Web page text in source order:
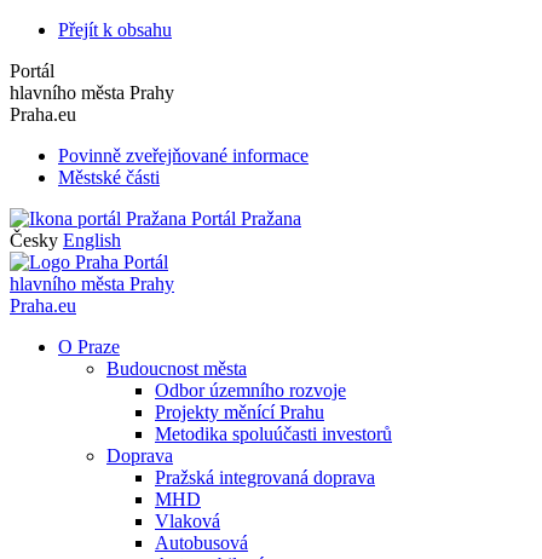
Přejít k obsahu
Portál
hlavního města Prahy
Praha.eu
Povinně zveřejňované informace
Městské části
Portál Pražana
Česky English
Portál
hlavního města Prahy
Praha.eu
O Praze
Budoucnost města
Odbor územního rozvoje
Projekty měnící Prahu
Metodika spoluúčasti investorů
Doprava
Pražská integrovaná doprava
MHD
Vlaková
Autobusová